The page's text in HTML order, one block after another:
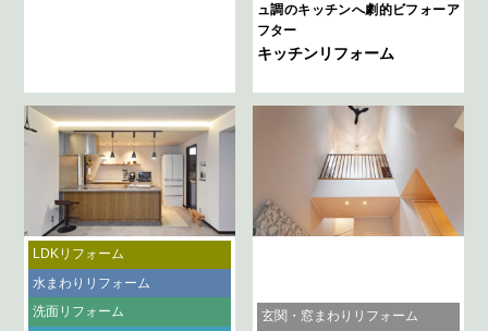
ュ調のキッチンへ劇的ビフォーア
フター
キッチンリフォーム
LDKリフォーム
水まわりリフォーム
洗面リフォーム
玄関・窓まわりリフォーム